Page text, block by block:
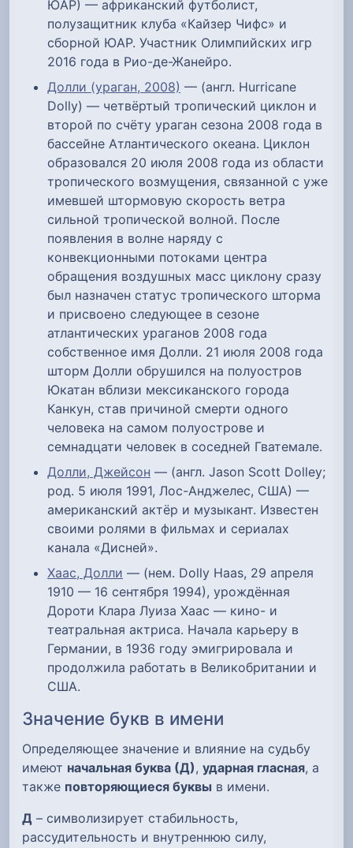
ЮАР) — африканский футболист,
полузащитник клуба «Кайзер Чифс» и
сборной ЮАР. Участник Олимпийских игр
2016 года в Рио-де-Жанейро.
Долли (ураган, 2008) — (англ. Hurricane
Dolly) — четвёртый тропический циклон и
второй по счёту ураган сезона 2008 года в
бассейне Атлантического океана. Циклон
образовался 20 июля 2008 года из области
тропического возмущения, связанной с уже
имевшей штормовую скорость ветра
сильной тропической волной. После
появления в волне наряду с
конвекционными потоками центра
обращения воздушных масс циклону сразу
был назначен статус тропического шторма
и присвоено следующее в сезоне
атлантических ураганов 2008 года
собственное имя Долли. 21 июля 2008 года
шторм Долли обрушился на полуостров
Юкатан вблизи мексиканского города
Канкун, став причиной смерти одного
человека на самом полуострове и
семнадцати человек в соседней Гватемале.
Долли, Джейсон — (англ. Jason Scott Dolley;
род. 5 июля 1991, Лос-Анджелес, США) —
американский актёр и музыкант. Известен
своими ролями в фильмах и сериалах
канала «Дисней».
Хаас, Долли — (нем. Dolly Haas, 29 апреля
1910 — 16 сентября 1994), урождённая
Дороти Клара Луиза Хаас — кино- и
театральная актриса. Начала карьеру в
Германии, в 1936 году эмигрировала и
продолжила работать в Великобритании и
США.
Значение букв в имени
Определяющее значение и влияние на судьбу
имеют начальная буква (Д), ударная гласная, а
также повторяющиеся буквы в имени.
Д – символизирует стабильность,
рассудительность и внутреннюю силу,